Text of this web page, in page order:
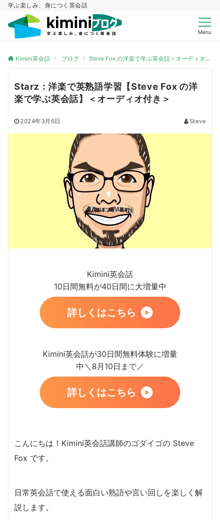
学ぶ楽しみ、身につく英会話
Menu
Kimini英会話 ブログ Steve Fox の洋楽で学ぶ英会話＜オーディオ付き＞
Starz：洋楽で英熟語学習【Steve Fox の洋
楽で学ぶ英会話】＜オーディオ付き＞
2024年3月6日 Steve
Kimini英会話
10日間無料が40日間に大増量中
詳しくはこちら
Kimini英会話が30日間無料体験に増量
中＼8月10日まで／
詳しくはこちら
こんにちは！Kimini英会話講師のゴダイゴの Steve
Fox です。
日常英会話で使える面白い熟語や言い回しを楽しく解
説します。